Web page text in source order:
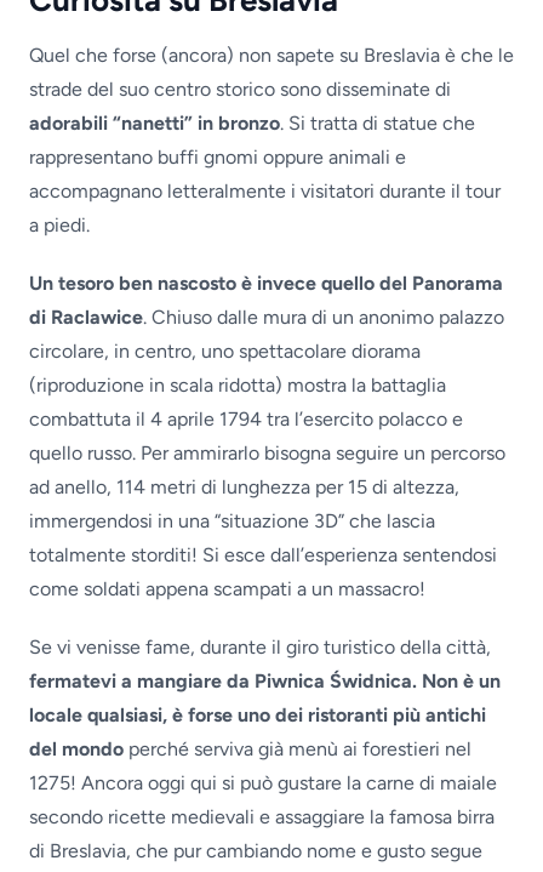
Quel che forse (ancora) non sapete su Breslavia è che le
strade del suo centro storico sono disseminate di
adorabili “nanetti” in bronzo. Si tratta di statue che
rappresentano buffi gnomi oppure animali e
accompagnano letteralmente i visitatori durante il tour
a piedi.
Un tesoro ben nascosto è invece quello del Panorama
di Raclawice. Chiuso dalle mura di un anonimo palazzo
circolare, in centro, uno spettacolare diorama
(riproduzione in scala ridotta) mostra la battaglia
combattuta il 4 aprile 1794 tra l’esercito polacco e
quello russo. Per ammirarlo bisogna seguire un percorso
ad anello, 114 metri di lunghezza per 15 di altezza,
immergendosi in una “situazione 3D” che lascia
totalmente storditi! Si esce dall’esperienza sentendosi
come soldati appena scampati a un massacro!
Se vi venisse fame, durante il giro turistico della città,
fermatevi a mangiare da Piwnica Świdnica. Non è un
locale qualsiasi, è forse uno dei ristoranti più antichi
del mondo perché serviva già menù ai forestieri nel
1275! Ancora oggi qui si può gustare la carne di maiale
secondo ricette medievali e assaggiare la famosa birra
di Breslavia, che pur cambiando nome e gusto segue